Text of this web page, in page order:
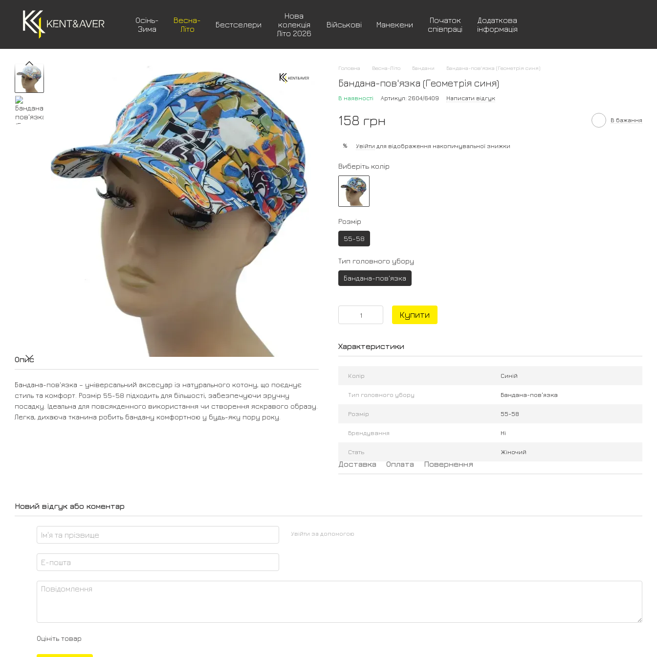
Осінь-
Зима
Весна-
Літо
Бестселери
Нова
колекція
Літо 2026
Військові Манекени
Початок
співпраці
Додаткова
інформація
Опис
Бандана-пов'язка – універсальний аксесуар із натурального котону, що поєднує
стиль та комфорт. Розмір 55-58 підходить для більшості, забезпечуючи зручну
посадку. Ідеальна для повсякденного використання чи створення яскравого образу.
Легка, дихаюча тканина робить бандану комфортною у будь-яку пору року.
Головна Весна-Літо Бандани Бандана-пов'язка (Геометрія синя)
Бандана-пов'язка (Геометрія синя)
В наявності Артикул: 2604/6409 Написати відгук
158 грн В бажання
% Увійти для відображення накопичувальної знижки
Виберіть колір
Розмір
55-58
Тип головного убору
Бандана-пов'язка
Купити
Характеристики
Колір Синій
Тип головного убору Бандана-пов'язка
Розмір 55-58
Брендування Ні
Стать Жіночий
Доставка Оплата Повернення
Новий відгук або коментар
Увійти за допомогою
Оцініть товар